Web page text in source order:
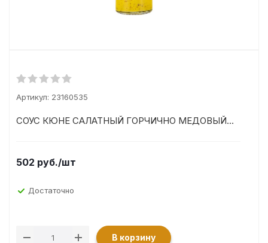
Артикул: 23160535
СОУС КЮНЕ САЛАТНЫЙ ГОРЧИЧНО МЕДОВЫЙ...
502 руб./шт
Достаточно
В корзину